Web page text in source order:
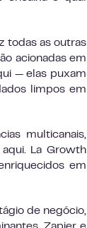
todas as outras
acionadas em
— elas puxam
limpos em
multicanais,
La Growth
em
de negócio,